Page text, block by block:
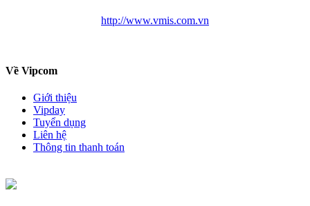
http://www.vmis.com.vn
Về Vipcom
Giới thiệu
Vipday
Tuyển dụng
Liên hệ
Thông tin thanh toán